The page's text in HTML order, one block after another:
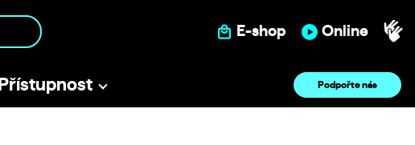
E-shop Online
Přístupnost Podpořte nás